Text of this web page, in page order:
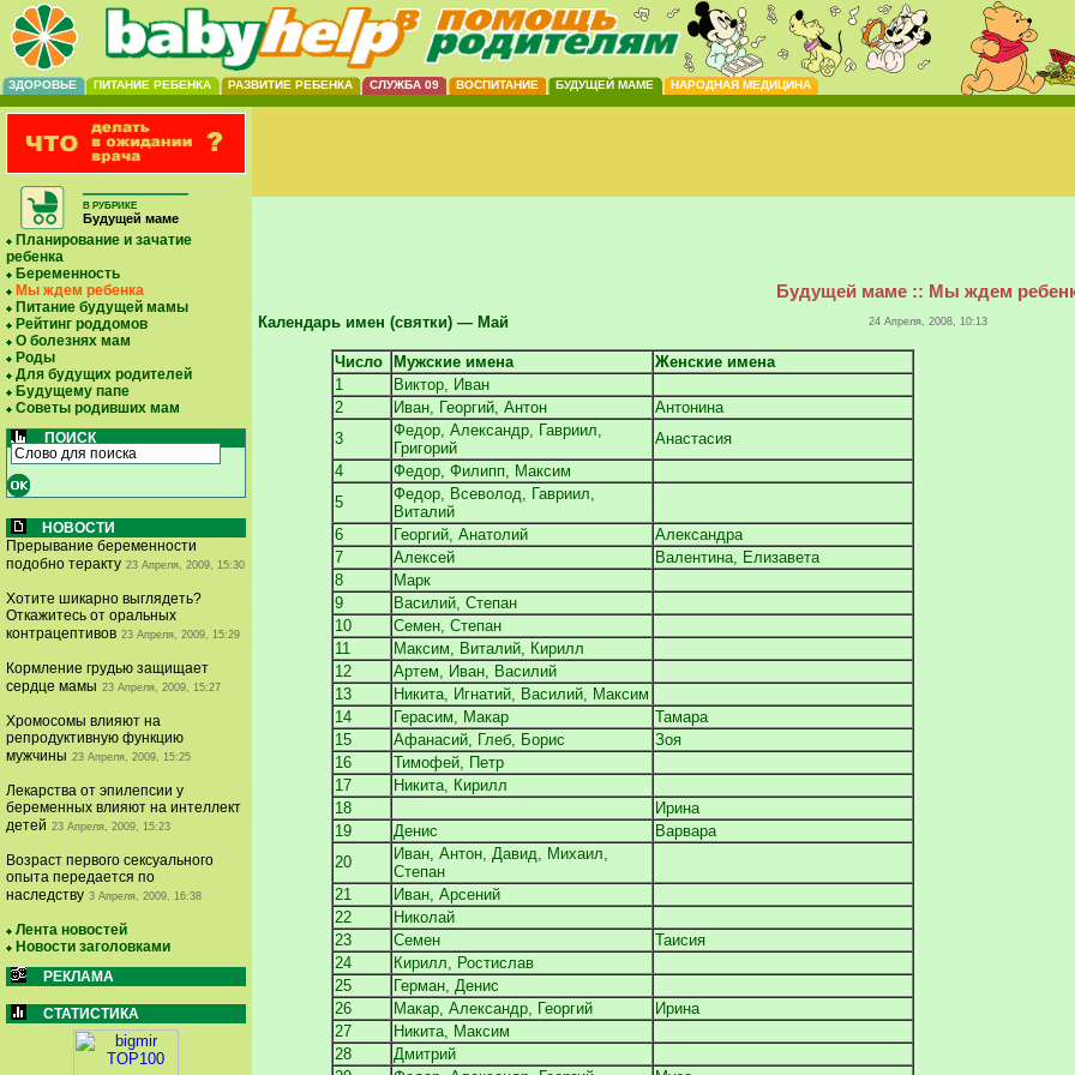
ЗДОРОВЬЕ ПИТАНИЕ РЕБЕНКА РАЗВИТИЕ РЕБЕНКА СЛУЖБА 09 ВОСПИТАНИЕ БУДУЩЕЙ МАМЕ НАРОДНАЯ МЕДИЦИНА
В РУБРИКЕ
Будущей маме
Планирование и зачатие
ребенка
Беременность
Мы ждем ребенка
Питание будущей мамы
Рейтинг роддомов
О болезнях мам
Роды
Для будущих родителей
Будущему папе
Советы родивших мам
ПОИСК
НОВОСТИ
Прерывание беременности
подобно теракту 23 Апреля, 2009, 15:30
Хотите шикарно выглядеть?
Откажитесь от оральных
контрацептивов 23 Апреля, 2009, 15:29
Кормление грудью защищает
сердце мамы 23 Апреля, 2009, 15:27
Хромосомы влияют на
репродуктивную функцию
мужчины 23 Апреля, 2009, 15:25
Лекарства от эпилепсии у
беременных влияют на интеллект
детей 23 Апреля, 2009, 15:23
Возраст первого сексуального
опыта передается по
наследству 3 Апреля, 2009, 16:38
Лента новостей
Новости заголовками
РЕКЛАМА
СТАТИСТИКА
Будущей маме :: Мы ждем
Календарь имен (святки) — Май 24 Апреля, 2008, 10:13
Число Мужские имена
Женские имена
1
Виктор, Иван
2
Иван, Георгий, Антон
Антонина
3
Федор, Александр, Гавриил,
Григорий
Анастасия
4
Федор, Филипп, Максим
5
Федор, Всеволод, Гавриил,
Виталий
6
Георгий, Анатолий
Александра
7
Алексей
Валентина, Елизавета
8
Марк
9
Василий, Степан
10
Семен, Степан
11
Максим, Виталий, Кирилл
12
Артем, Иван, Василий
13
Никита, Игнатий, Василий, Максим
14
Герасим, Макар
Тамара
15
Афанасий, Глеб, Борис
Зоя
16
Тимофей, Петр
17
Никита, Кирилл
18
Ирина
19
Денис
Варвара
20
Иван, Антон, Давид, Михаил,
Степан
21
Иван, Арсений
22
Николай
23
Семен
Таисия
24
Кирилл, Ростислав
25
Герман, Денис
26
Макар, Александр, Георгий
Ирина
27
Никита, Максим
28
Дмитрий